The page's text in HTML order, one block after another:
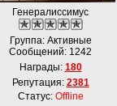
Генералиссимус
Группа: Активные
Сообщений: 1242
Награды: 180
Репутация: 2381
Статус: Offline